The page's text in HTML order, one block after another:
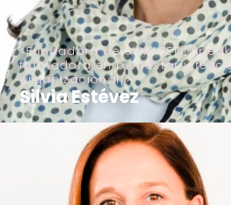
Fundadora de SÜMASET |
formadora en bienestar y
organizacional
Silvia Estévez